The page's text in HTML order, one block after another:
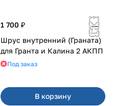
1 700 ₽
Шрус внутренний (Граната)
для Гранта и Калина 2 АКПП
Под заказ
В корзину